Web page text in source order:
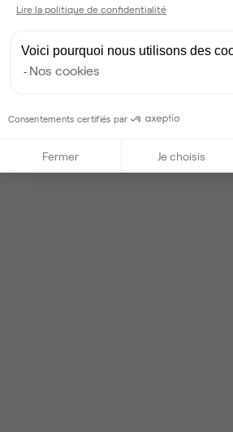
Lire la politique de confidentialité
Voici pourquoi nous utilisons des
Nos cookies
Consentements certifiés par
Fermer Je choisis